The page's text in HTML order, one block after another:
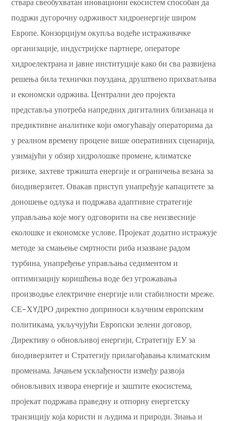
ствара свеобухватан иновациони екосистем способан да
подржи дугорочну одрживост хидроенергије широм
Европе. Конзорцијум окупља водеће истраживачке
организације, индустријске партнере, операторе
хидроелектрана и јавне институције како би сва развијена
решења била технички поуздана, друштвено прихватљива
и економски одржива. Централни део пројекта
представља употреба напредних дигиталних близанаца и
предиктивне аналитике који омогућавају операторима да
у реалном времену процене више оперативних сценарија,
узимајући у обзир хидролошке промене, климатске
ризике, захтеве тржишта енергије и ограничења везана за
биодиверзитет. Овакав приступ унапређује капацитете за
доношење одлука и подржава адаптивне стратегије
управљања које могу одговорити на све неизвесније
еколошке и економске услове. Пројекат додатно истражује
методе за смањење смртности риба изазване радом
турбина, унапређење управљања седиментом и
оптимизацију коришћења воде без угрожавања
производње електричне енергије или стабилности мреже.
СЕ-ХYДРО директно доприноси кључним европским
политикама, укључујући Европски зелени договор,
Директиву о обновљивој енергији, Стратегију ЕУ за
биодиверзитет и Стратегију прилагођавања климатским
променама. Јачањем усклађености између развоја
обновљивих извора енергије и заштите екосистема,
пројекат подржава праведну и отпорну енергетску
транзицију која користи и људима и природи. Знања и